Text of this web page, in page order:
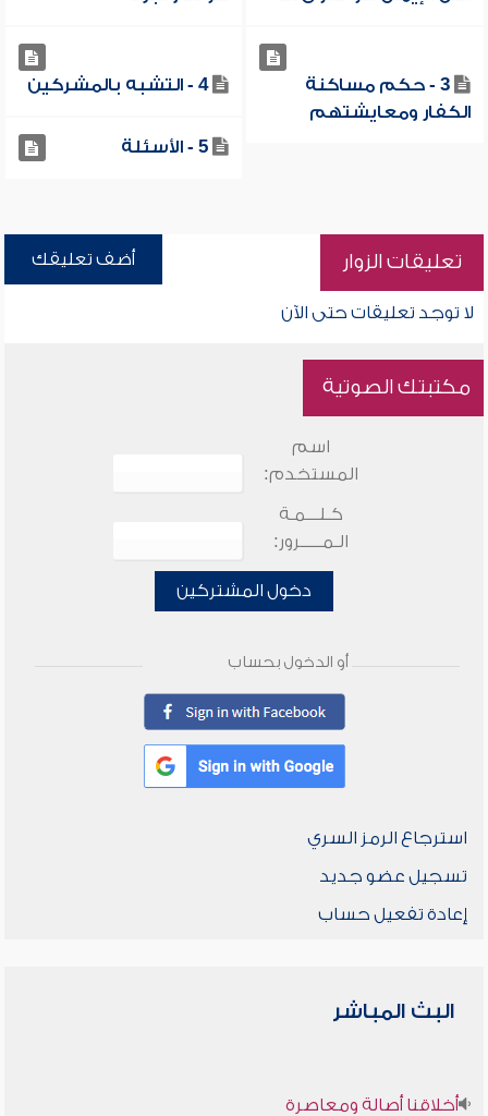
3 - حكم مساكنة
الكفار ومعايشتهم
4 - التشبه بالمشركين
5 - الأسئلة
تعليقات الزوار أضف تعليقك
لا توجد تعليقات حتى الآن
مكتبتك الصوتية
اسم
المستخدم:
كـلـــمـة
الـمـــــرور:
دخول المشتركين
أو الدخول بحساب
استرجاع الرمز السري
تسجيل عضو جديد
إعادة تفعيل حساب
البث المباشر
أخلاقنا أصالة ومعاصرة